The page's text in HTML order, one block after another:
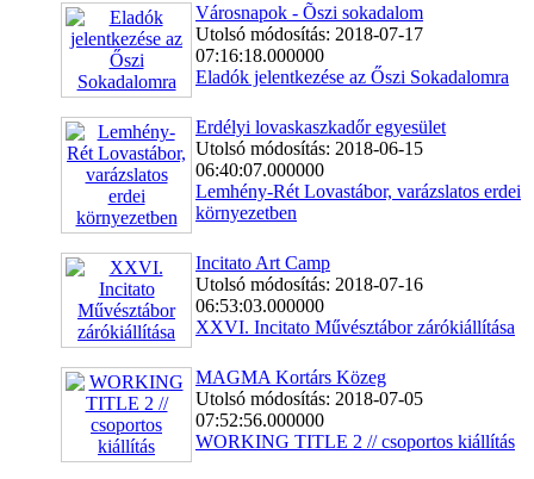
Városnapok - Õszi sokadalom
Utolsó módosítás: 2018-07-17
07:16:18.000000
Eladók jelentkezése az Őszi Sokadalomra
Erdélyi lovaskaszkadőr egyesület
Utolsó módosítás: 2018-06-15
06:40:07.000000
Lemhény-Rét Lovastábor, varázslatos erdei
környezetben
Incitato Art Camp
Utolsó módosítás: 2018-07-16
06:53:03.000000
XXVI. Incitato Művésztábor zárókiállítása
MAGMA Kortárs Közeg
Utolsó módosítás: 2018-07-05
07:52:56.000000
WORKING TITLE 2 // csoportos kiállítás